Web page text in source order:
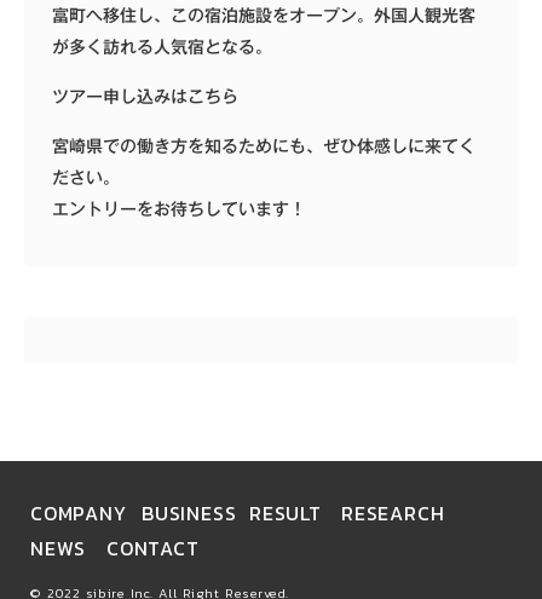
富町へ移住し、この宿泊施設をオープン。外国人観光客
が多く訪れる人気宿となる。
ツアー申し込みはこちら
宮崎県での働き方を知るためにも、ぜひ体感しに来てく
ださい。
エントリーをお待ちしています！
COMPANY BUSINESS RESULT
RESEARCH
NEWS
CONTACT
© 2022 sibire Inc. All Right Reserved.